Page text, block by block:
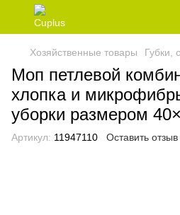
Хозяйственные товары Губки,
Моп петлевой
хлопка и
уборки размером
Артикул: 11947110 Оставить отзыв